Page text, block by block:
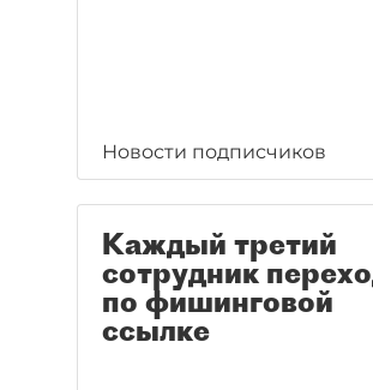
Новости подписчиков
Каждый третий
сотрудник
по фишинговой
ссылке